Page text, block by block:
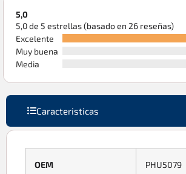
5,0
5,0 de 5 estrellas (basado en 26 reseñas)
Excelente
Muy buena
Media
Caracteristicas
OEM PHU5079